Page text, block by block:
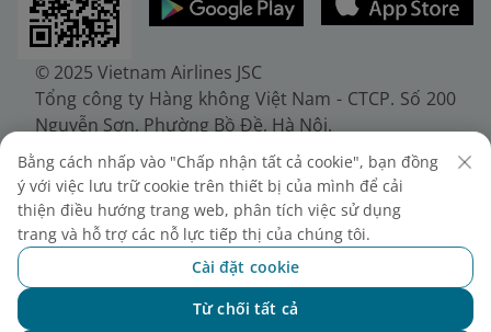
© 2025 Vietnam Airlines JSC
Tổng công ty Hàng không Việt Nam - CTCP. Số 200
Nguyễn Sơn, Phường Bồ Đề, Hà Nội.
Điện thoại: (+84-24) 38272289. Fax: (+84-24)
38722375
Giấy chứng nhận đăng ký doanh nghiệp, mã số
doanh nghiệp 0100107518, đăng ký lần đầu ngày
30/6/2010, đăng ký thay đổi lần thứ 10 ngày
24/7/2025, cấp bởi Sở Tài chính Thành phố Hà Nội.
Bằng cách nhấp vào "Chấp nhận tất cả cookie", bạn đồng
ý với việc lưu trữ cookie trên thiết bị của mình để cải
thiện điều hướng trang web, phân tích việc sử dụng
trang và hỗ trợ các nỗ lực tiếp thị của chúng tôi.
Cài đặt cookie
Từ chối tất cả